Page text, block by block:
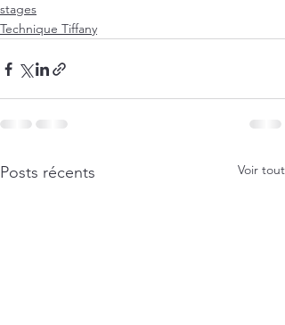
stages
Technique Tiffany
Posts récents Voir tout